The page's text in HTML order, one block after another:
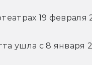
19 февраля
ушла с 8 января